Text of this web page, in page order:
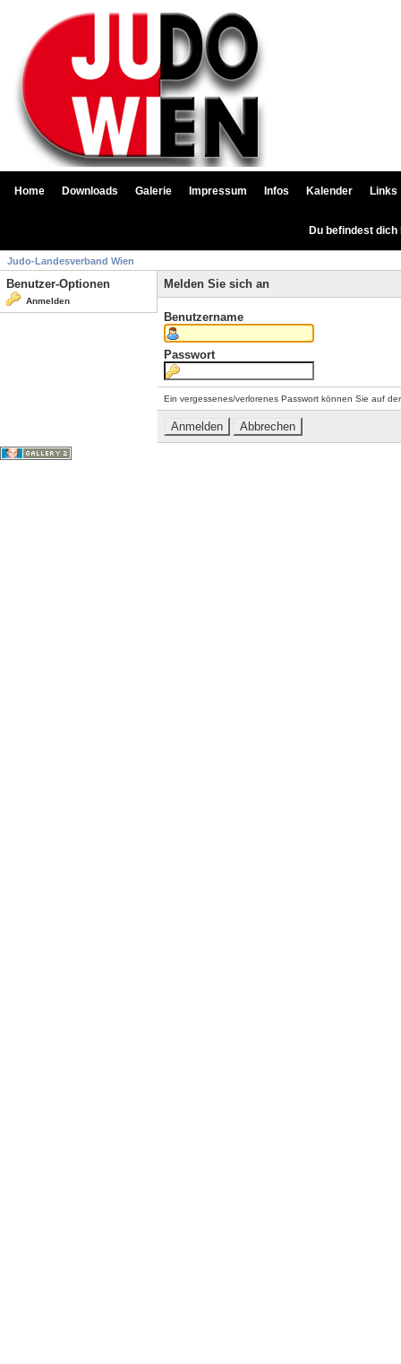
Home Downloads Galerie Impressum Infos Kalender Links
Du befindest
Judo-Landesverband Wien
Benutzer-Optionen
Anmelden
Melden Sie sich an
Benutzername
Passwort
Ein vergessenes/verlorenes Passwort können Sie auf